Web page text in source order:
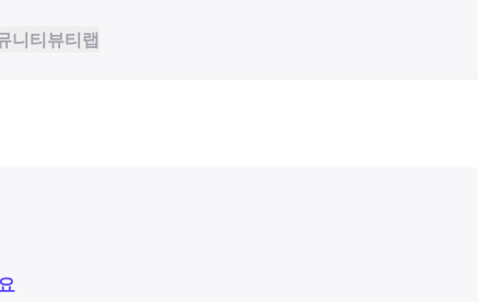
니티뷰티랩